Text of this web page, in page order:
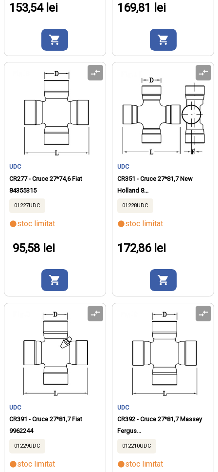
153,54 lei 169,81 lei
UDC
CR277 - Cruce 27*74,6 Fiat
84355315
01227UDC
stoc limitat
95,58 lei
UDC
CR351 - Cruce 27*81,7 New
Holland 8...
01228UDC
stoc limitat
172,86 lei
UDC
CR391 - Cruce 27*81,7 Fiat
9962244
01229UDC
stoc limitat
UDC
CR392 - Cruce 27*81,7 Massey
Fergus...
012210UDC
stoc limitat